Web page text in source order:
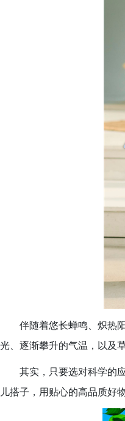
伴随着悠长蝉鸣、炽热
光、逐渐攀升的气温，以及
其实，只要选对科学的
儿搭子，用贴心的高品质好